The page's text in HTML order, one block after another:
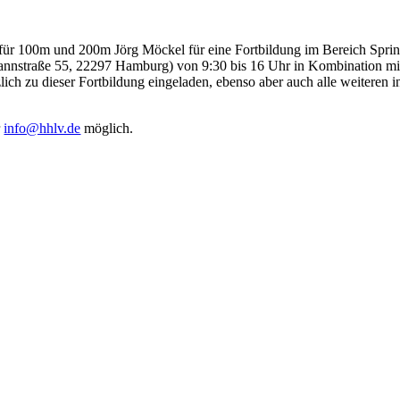
100m und 200m Jörg Möckel für eine Fortbildung im Bereich
55, 22297 Hamburg) von 9:30 bis 16 Uhr in Kombination
zu dieser Fortbildung eingeladen, ebenso aber auch alle weiteren
info@hhlv.de möglich.